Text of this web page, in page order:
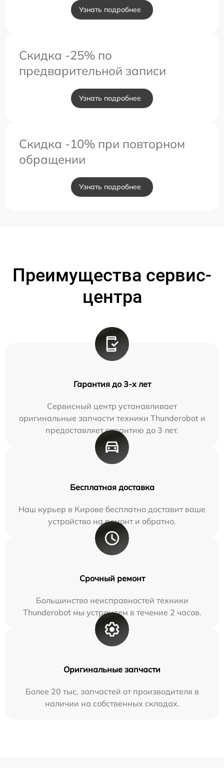
Узнать подробнее
Скидка -25% по
предварительной записи
Узнать подробнее
Скидка -10% при повторном
обращении
Узнать подробнее
Преимущества сервис-
центра
Гарантия до 3-х лет
Сервисный центр устанавливает
оригинальные запчасти техники Thunderobot и
предоставляет гарантию до 3 лет.
Бесплатная доставка
Наш курьер в Кирове бесплатно доставит ваше
устройство на ремонт и обратно.
Срочный ремонт
Большинство неисправностей техники
Thunderobot мы устраняем в течение 2 часов.
Оригинальные запчасти
Более 20 тыс. запчастей от производителя в
наличии на собственных складах.